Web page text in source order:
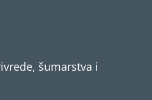
šumarstva i